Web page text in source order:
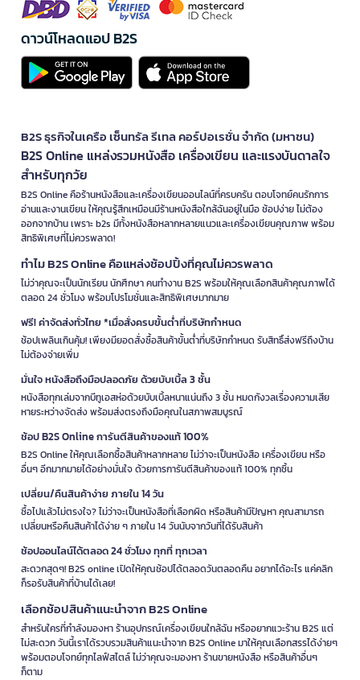
ดาวน์โหลดแอป B2S
B2S ธุรกิจในเครือ เซ็นทรัล รีเทล คอร์ปอเรชั่น จำกัด (มหาชน)
B2S Online แหล่งรวมหนังสือ เครื่องเขียน และแรงบันดาลใจ
สำหรับทุกวัย
B2S Online คือร้านหนังสือและเครื่องเขียนออนไลน์ที่ครบครัน ตอบโจทย์คนรักการ
อ่านและงานเขียน ให้คุณรู้สึกเหมือนมีร้านหนังสือใกล้ฉันอยู่ในมือ ช้อปง่าย ไม่ต้อง
ออกจากบ้าน เพราะ b2s มีทั้งหนังสือหลากหลายแนวและเครื่องเขียนคุณภาพ พร้อม
สิทธิพิเศษที่ไม่ควรพลาด!
ทำไม B2S Online คือแหล่งช้อปปิ้งที่คุณไม่ควรพลาด
ไม่ว่าคุณจะเป็นนักเรียน นักศึกษา คนทำงาน B2S พร้อมให้คุณเลือกสินค้าคุณภาพได้
ตลอด 24 ชั่วโมง พร้อมโปรโมชั่นและสิทธิพิเศษมากมาย
ฟรี! ค่าจัดส่งทั่วไทย *เมื่อสั่งครบขั้นต่ำที่บริษัทกำหนด
ช้อปเพลินเกินคุ้ม! เพียงมียอดสั่งซื้อสินค้าขั้นต่ำที่บริษัทกำหนด รับสิทธิ์ส่งฟรีถึงบ้าน
ไม่ต้องจ่ายเพิ่ม
มั่นใจ หนังสือถึงมือปลอดภัย ด้วยบับเบิ้ล 3 ชั้น
หนังสือทุกเล่มจากบีทูเอสห่อด้วยบับเบิ้ลหนาแน่นถึง 3 ชั้น หมดกังวลเรื่องความเสีย
หายระหว่างจัดส่ง พร้อมส่งตรงถึงมือคุณในสภาพสมบูรณ์
ช้อป B2S Online การันตีสินค้าของแท้ 100%
B2S Online ให้คุณเลือกซื้อสินค้าหลากหลาย ไม่ว่าจะเป็นหนังสือ เครื่องเขียน หรือ
อื่นๆ อีกมากมายได้อย่างมั่นใจ ด้วยการการันตีสินค้าของแท้ 100% ทุกชิ้น
เปลี่ยน/คืนสินค้าง่าย ภายใน 14 วัน
ซื้อไปแล้วไม่ตรงใจ? ไม่ว่าจะเป็นหนังสือที่เลือกผิด หรือสินค้ามีปัญหา คุณสามารถ
เปลี่ยนหรือคืนสินค้าได้ง่าย ๆ ภายใน 14 วันนับจากวันที่ได้รับสินค้า
ช้อปออนไลน์ได้ตลอด 24 ชั่วโมง ทุกที่ ทุกเวลา
สะดวกสุดๆ! B2S online เปิดให้คุณช้อปได้ตลอดวันตลอดคืน อยากได้อะไร แค่คลิก
ก็รอรับสินค้าที่บ้านได้เลย!
เลือกช้อปสินค้าแนะนำจาก B2S Online
สำหรับใครที่กำลังมองหา ร้านอุปกรณ์เครื่องเขียนใกล้ฉัน หรืออยากแวะร้าน B2S แต่
ไม่สะดวก วันนี้เราได้รวบรวมสินค้าแนะนำจาก B2S Online มาให้คุณเลือกสรรได้ง่ายๆ
พร้อมตอบโจทย์ทุกไลฟ์สไตล์ ไม่ว่าคุณจะมองหา ร้านขายหนังสือ หรือสินค้าอื่นๆ
ก็ตาม